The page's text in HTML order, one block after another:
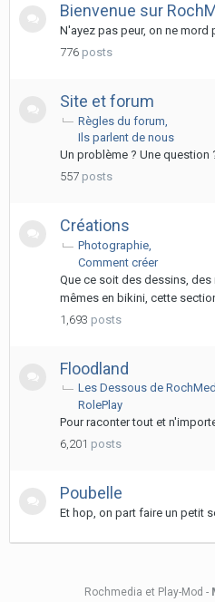
Bienvenue sur
N'ayez pas peur, on ne mord
776 posts
Site et forum
Règles du forum
Ils parlent de nous
Un problème ? Une question
557 posts
Créations
Photographie
Comment créer
Que ce soit des dessins,
mêmes en bikini, cette
1,693 posts
Floodland
Les Dessous de
RolePlay
Pour raconter tout et
6,201 posts
Poubelle
Et hop, on part faire un petit
Rochmedia et Play-Mod -